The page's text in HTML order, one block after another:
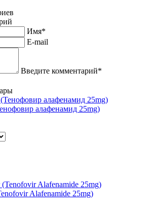
Имя*
E-mail
Введите комментарий*
алафенамид 25mg)
Alafenamide 25mg)